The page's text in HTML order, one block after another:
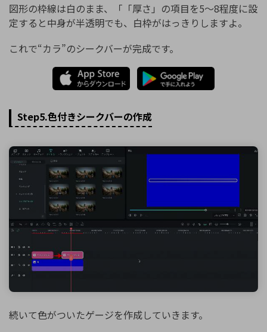
図形の枠線は白のまま、「「厚さ」の項目を5〜8程度に設
定すると中身が半透明でも、白枠がはっきりしますよ。
これで“カラ”のシークバーが完成です。
Step5.色付きシークバーの作成
続いて色がついたゲージを作成していきます。